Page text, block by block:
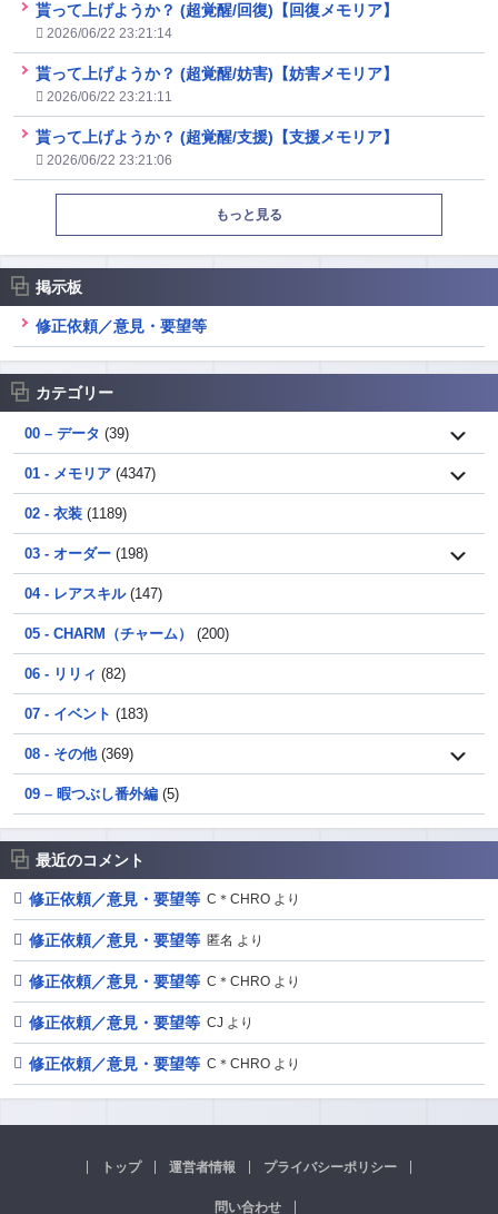
貰って上げようか？ (超覚醒/回復)【回復メモリア】
2026/06/22 23:21:14
貰って上げようか？ (超覚醒/妨害)【妨害メモリア】
2026/06/22 23:21:11
貰って上げようか？ (超覚醒/支援)【支援メモリア】
2026/06/22 23:21:06
もっと見る
掲示板
修正依頼／意見・要望等
カテゴリー
00 – データ (39)
01 - メモリア (4347)
02 - 衣装 (1189)
03 - オーダー (198)
04 - レアスキル(147)
05 - CHARM（チャーム） (200)
06 - リリィ (82)
07 - イベント (183)
08 - その他(369)
09 – 暇つぶし番外編 (5)
最近のコメント
修正依頼／意見・要望等 C＊CHRO より
修正依頼／意見・要望等 匿名 より
修正依頼／意見・要望等 C＊CHRO より
修正依頼／意見・要望等 CJ より
修正依頼／意見・要望等 C＊CHRO より
トップ 運営者情報 プライバシーポリシー
問い合わせ